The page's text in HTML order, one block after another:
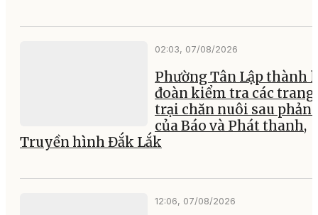
02:03, 07/08/2026
Phường Tân Lập thành
đoàn kiểm tra các trang
trại chăn nuôi sau phản
của Báo và Phát thanh,
Truyền hình Đắk Lắk
12:06, 07/08/2026